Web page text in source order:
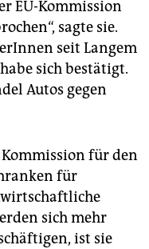
EU-Kommission
sagte sie.
seit Langem
sich bestätigt.
Autos gegen
Kommission für den
für
sich mehr
ist sie